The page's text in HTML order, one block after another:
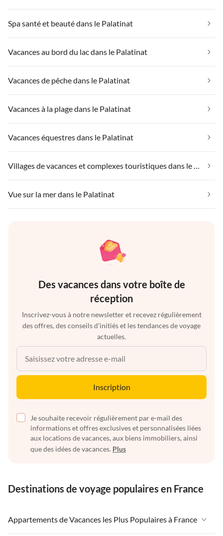
Spa santé et beauté dans le Palatinat
Vacances au bord du lac dans le Palatinat
Vacances de pêche dans le Palatinat
Vacances à la plage dans le Palatinat
Vacances équestres dans le Palatinat
Villages de vacances et complexes touristiques dans le Palatinat
Vue sur la mer dans le Palatinat
Des vacances dans votre boîte de
réception
Inscrivez-vous à notre newsletter et recevez régulièrement
des offres, des conseils d'initiés et les tendances de voyage
actuelles.
Inscription
Je souhaite recevoir régulièrement par e-mail des
informations et offres exclusives et personnalisées liées
aux locations de vacances, aux biens immobiliers, ainsi
que des idées de vacances. Plus
Destinations de voyage populaires en France
Appartements de Vacances les Plus Populaires à France